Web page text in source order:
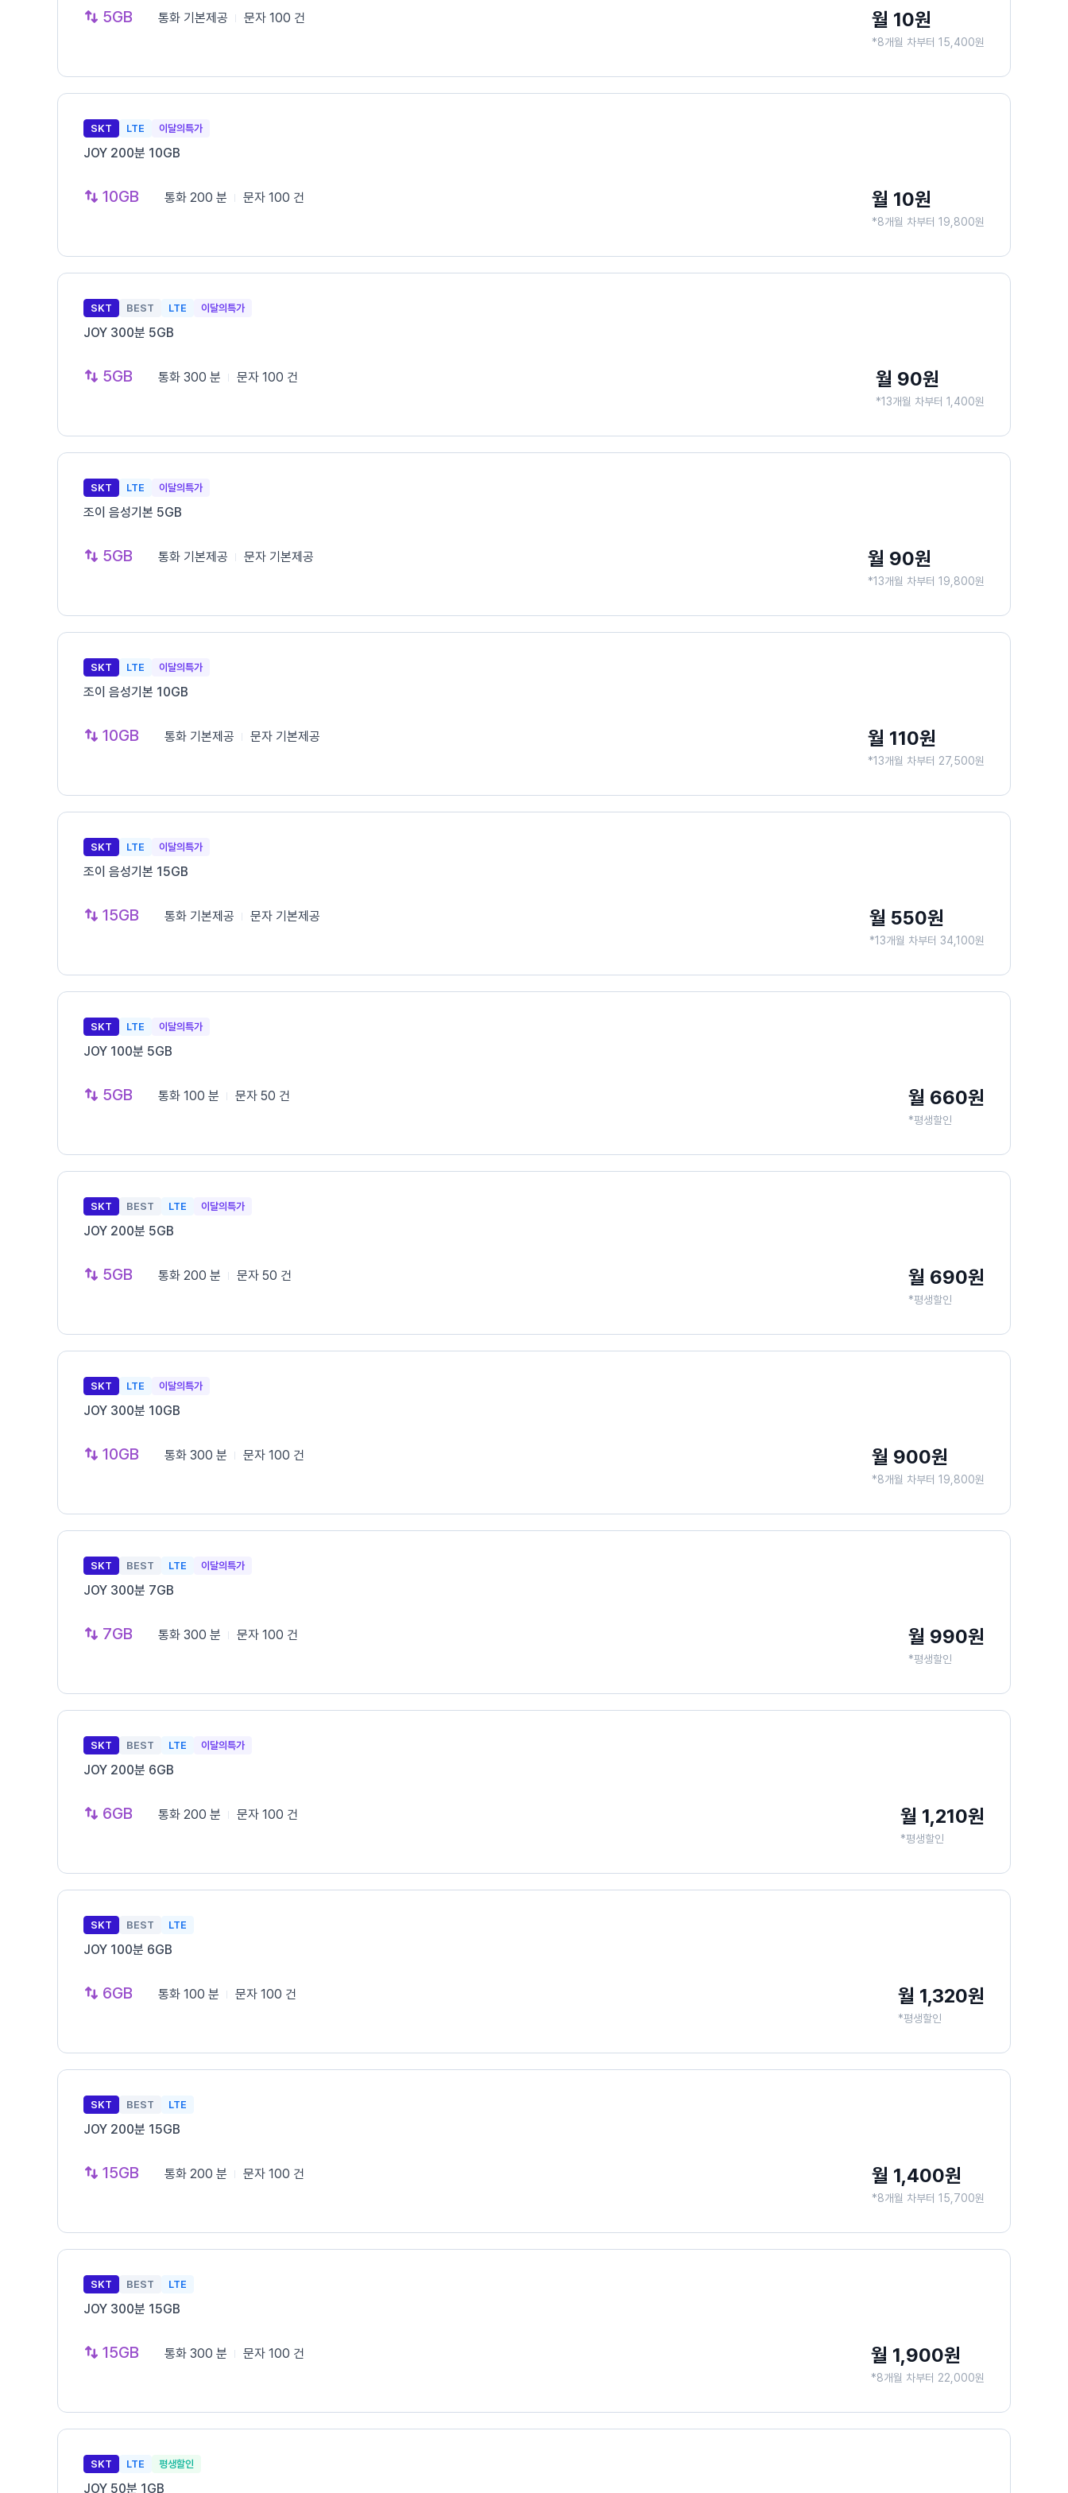
5GB 통화 기본제공 문자 100 건 월 10원
*8개월 차부터 15,400원
SKT LTE 이달의특가
JOY 200분 10GB
10GB 통화 200 분 문자 100 건 월 10원
*8개월 차부터 19,800원
SKT BEST LTE 이달의특가
JOY 300분 5GB
5GB 통화 300 분 문자 100 건 월 90원
*13개월 차부터 1,400원
SKT LTE 이달의특가
조이 음성기본 5GB
5GB 통화 기본제공 문자 기본제공 월 90원
*13개월 차부터 19,800원
SKT LTE 이달의특가
조이 음성기본 10GB
10GB 통화 기본제공 문자 기본제공 월 110원
*13개월 차부터 27,500원
SKT LTE 이달의특가
조이 음성기본 15GB
15GB 통화 기본제공 문자 기본제공 월 550원
*13개월 차부터 34,100원
SKT LTE 이달의특가
JOY 100분 5GB
5GB 통화 100 분 문자 50 건 월 660원
*평생할인
SKT BEST LTE 이달의특가
JOY 200분 5GB
5GB 통화 200 분 문자 50 건 월 690원
*평생할인
SKT LTE 이달의특가
JOY 300분 10GB
10GB 통화 300 분 문자 100 건 월 900원
*8개월 차부터 19,800원
SKT BEST LTE 이달의특가
JOY 300분 7GB
7GB 통화 300 분 문자 100 건 월 990원
*평생할인
SKT BEST LTE 이달의특가
JOY 200분 6GB
6GB 통화 200 분 문자 100 건 월 1,210원
*평생할인
SKT BEST LTE
JOY 100분 6GB
6GB 통화 100 분 문자 100 건 월 1,320원
*평생할인
SKT BEST LTE
JOY 200분 15GB
15GB 통화 200 분 문자 100 건 월 1,400원
*8개월 차부터 15,700원
SKT BEST LTE
JOY 300분 15GB
15GB 통화 300 분 문자 100 건 월 1,900원
*8개월 차부터 22,000원
SKT LTE 평생할인
JOY 50분 1GB